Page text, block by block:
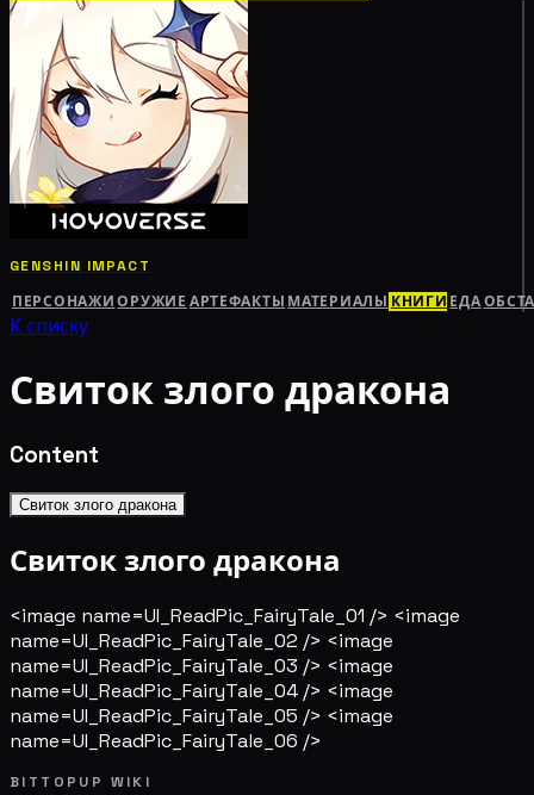
GENSHIN IMPACT
ПЕРСОНАЖИ ОРУЖИЕ АРТЕФАКТЫ МАТЕРИАЛЫ КНИГИ ЕДА
К списку
Свиток злого дракона
Content
Свиток злого дракона
Свиток злого дракона
<image name=UI_ReadPic_FairyTale_01 /> <image
name=UI_ReadPic_FairyTale_02 /> <image
name=UI_ReadPic_FairyTale_03 /> <image
name=UI_ReadPic_FairyTale_04 /> <image
name=UI_ReadPic_FairyTale_05 /> <image
name=UI_ReadPic_FairyTale_06 />
BITTOPUP WIKI